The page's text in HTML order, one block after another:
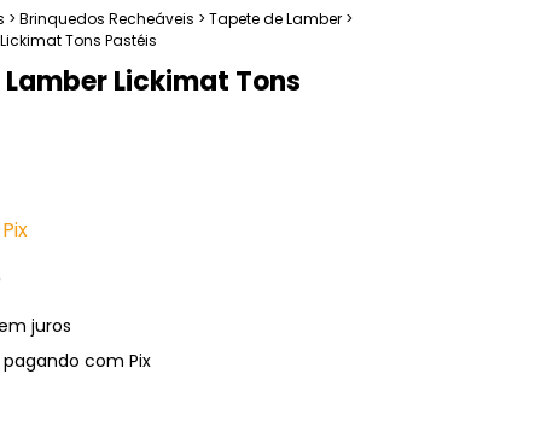
> Brinquedos Recheáveis > Tapete de Lamber >
Tons Pastéis
Lickimat Tons
Pix
juros
com Pix